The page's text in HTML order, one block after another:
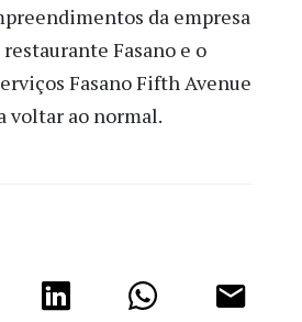
da empresa
Fasano e o
Fasano Fifth Avenue
voltar ao normal.